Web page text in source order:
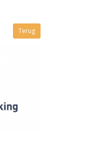
Terug